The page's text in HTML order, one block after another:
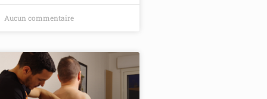
Aucun commentaire